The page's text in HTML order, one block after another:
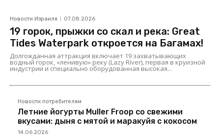
Новости Израиля 07.08.2026
19 горок, прыжки со скал и река: Great
Tides Waterpark откроется на Багамах!
Долгожданная аттракция включает 19 захватывающих
водный горок, «ленивую» реку (Lazy River), первая в круизной
индустрии и специально оборудованная высокая...
Новости потребителям
Летние йогурты Muller Froop со свежими
вкусами: дыня с мятой и маракуйя с кокосом
14.06.2026